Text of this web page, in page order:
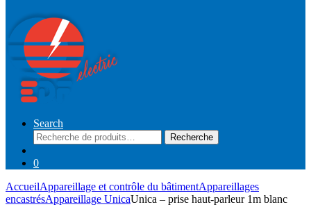
Search
Recherche
pour :
Recherche
0
AccueilAppareillage et contrôle du bâtimentAppareillages
encastrésAppareillage UnicaUnica – prise haut-parleur 1m blanc